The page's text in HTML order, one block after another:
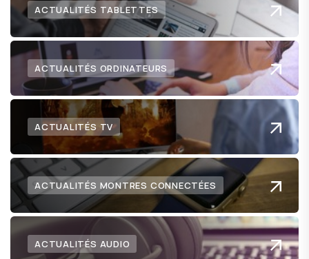
ACTUALITÉS TABLETTES
ACTUALITÉS ORDINATEURS
ACTUALITÉS TV
ACTUALITÉS MONTRES CONNECTÉES
ACTUALITÉS AUDIO